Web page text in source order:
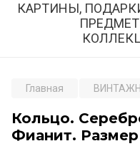
КАРТИНЫ,
Главная
Кольцо.
Фианит. Размер